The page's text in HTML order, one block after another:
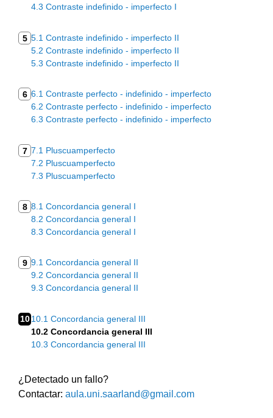
4.3 Contraste indefinido - imperfecto I
5 5.1 Contraste indefinido - imperfecto II
5.2 Contraste indefinido - imperfecto II
5.3 Contraste indefinido - imperfecto II
6 6.1 Contraste perfecto - indefinido - imperfecto
6.2 Contraste perfecto - indefinido - imperfecto
6.3 Contraste perfecto - indefinido - imperfecto
7 7.1 Pluscuamperfecto
7.2 Pluscuamperfecto
7.3 Pluscuamperfecto
8 8.1 Concordancia general I
8.2 Concordancia general I
8.3 Concordancia general I
9 9.1 Concordancia general II
9.2 Concordancia general II
9.3 Concordancia general II
10 10.1 Concordancia general III
10.2 Concordancia general III
10.3 Concordancia general III
¿Detectado un fallo?
Contactar: aula.uni.saarland@gmail.com